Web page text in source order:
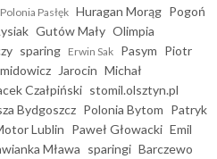
Polonia Pasłęk Huragan Morąg Pogoń
Gutów Mały Olimpia
sparing Erwin Sak Pasym Piotr
Jarocin Michał
Czałpiński stomil.olsztyn.pl
Bydgoszcz Polonia Bytom Patryk
Lublin Paweł Głowacki Emil
Mława sparingi Barczewo